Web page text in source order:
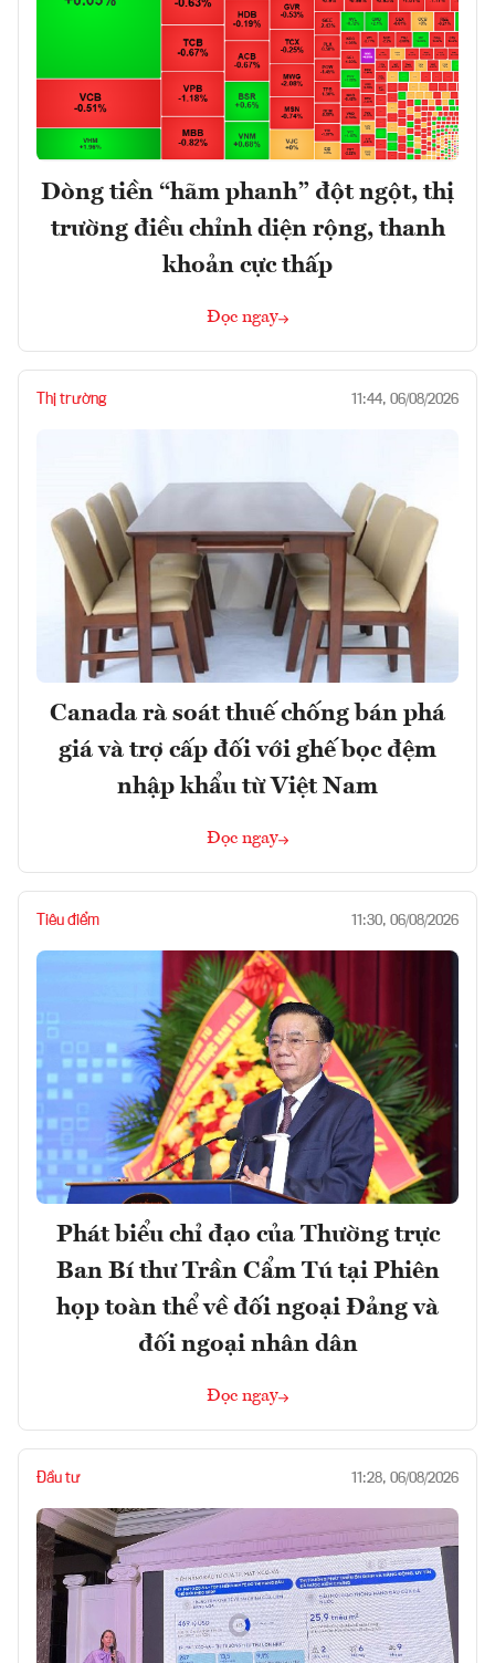
Dòng tiền “hãm phanh” đột ngột, thị
trường điều chỉnh diện rộng, thanh
khoản cực thấp
Đọc ngay
Thị trường 11:44, 06/08/2026
Canada rà soát thuế chống bán phá
giá và trợ cấp đối với ghế bọc đệm
nhập khẩu từ Việt Nam
Đọc ngay
Tiêu điểm 11:30, 06/08/2026
Phát biểu chỉ đạo của Thường trực
Ban Bí thư Trần Cẩm Tú tại Phiên
họp toàn thể về đối ngoại Đảng và
đối ngoại nhân dân
Đọc ngay
Đầu tư 11:28, 06/08/2026